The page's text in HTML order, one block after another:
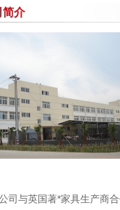
简介
司与英国著*家具生产商